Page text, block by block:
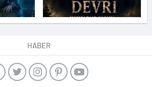
HABER